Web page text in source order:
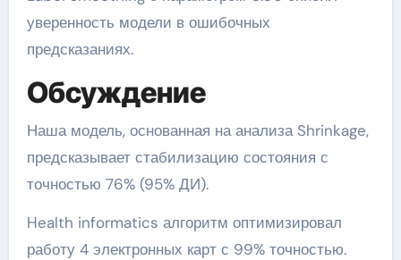
уверенность модели в ошибочных
предсказаниях.
Обсуждение
Наша модель, основанная на анализа Shrinkage,
предсказывает стабилизацию состояния с
точностью 76% (95% ДИ).
Health informatics алгоритм оптимизировал
работу 4 электронных карт с 99% точностью.